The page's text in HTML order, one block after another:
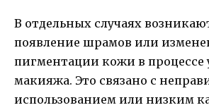
В отдельных случаях
появление шрамов или
пигментации кожи в процессе
макияжа. Это связано с
использованием или низким